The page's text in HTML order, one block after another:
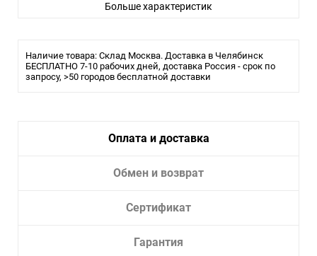
Больше характеристик
Наличие товара: Склад Москва. Доставка в Челябинск
БЕСПЛАТНО 7-10 рабочих дней, доставка Россия - срок по
запросу, >50 городов бесплатной доставки
Оплата и доставка
Обмен и возврат
Сертификат
Гарантия